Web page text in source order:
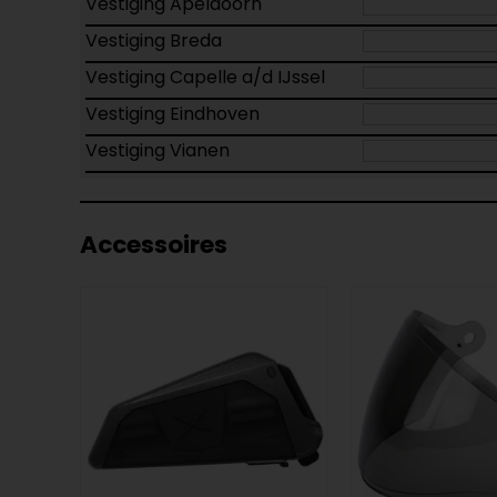
Vestiging Breda
Vestiging Capelle a/d IJssel
Vestiging Eindhoven
Vestiging Vianen
Accessoires